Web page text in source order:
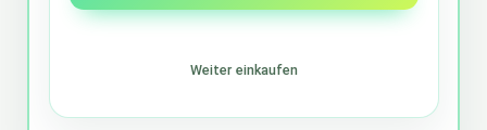
Weiter einkaufen